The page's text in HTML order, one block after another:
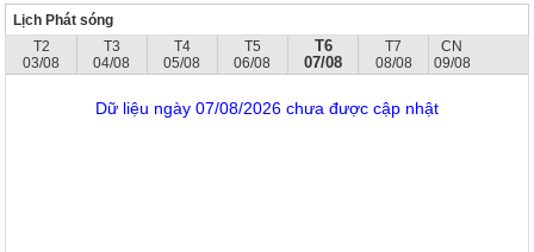
Lịch Phát sóng
T2
03/08
T3
04/08
T4
05/08
T5
06/08
T6
07/08
T7
08/08
CN
09/08
Dữ liệu ngày 07/08/2026 chưa được cập nhật